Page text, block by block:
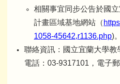
相關事宜同步公告於國
計畫區域基地網站（
1058-45642,r1136.php)。
聯絡資訊：國立宜蘭大學教
電話：03-9317101，電子